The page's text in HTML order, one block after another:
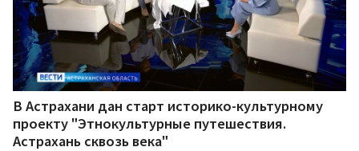
В Астрахани дан старт историко-культурному
проекту "Этнокультурные путешествия.
Астрахань сквозь века"